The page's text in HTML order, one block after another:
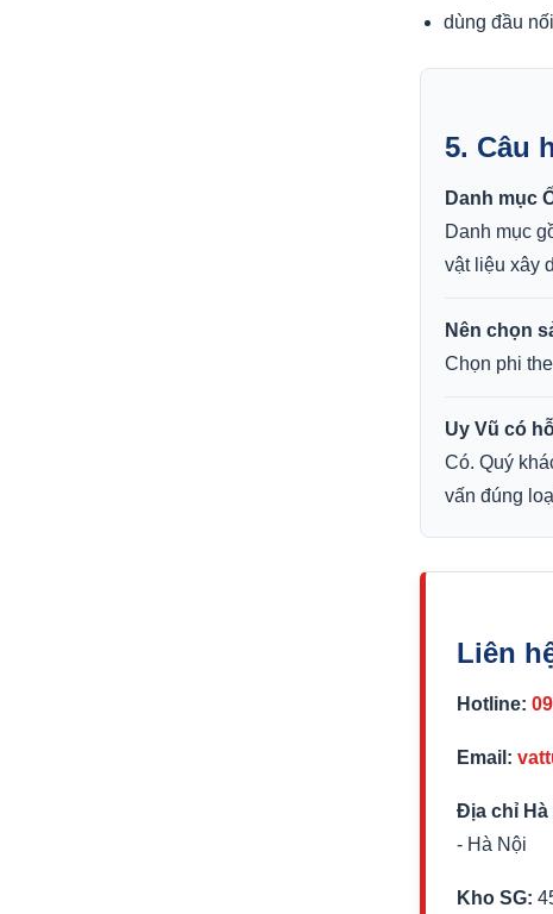
dùng đầu
5. Câu
Danh mục
Danh mục
vật liệu xây
Nên chọn
Chọn phi
Uy Vũ có
Có. Quý
vấn đúng
Liên
Hotline:
Email:
Địa chỉ Hà
- Hà Nội
Kho SG: